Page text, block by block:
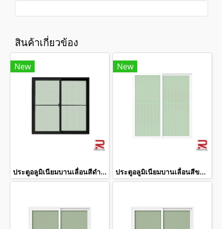
สินค้าเกี่ยวข้อง
New
ประตูอลูมิเนียมบานเลื่อนสีดำ winking
New
ประตูอลูมิเนียมบานเลื่อนสีขาว winking